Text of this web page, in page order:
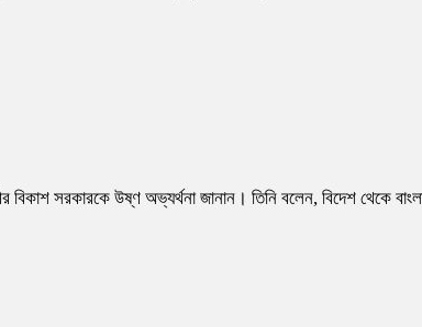
বিকাশ সরকারকে উষ্ণ অভ্যর্থনা জানান। তিনি বলেন, বিদেশ থেকে